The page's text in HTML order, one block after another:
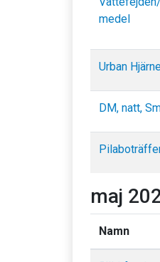
medel
Urban
DM, natt,
maj
Namn